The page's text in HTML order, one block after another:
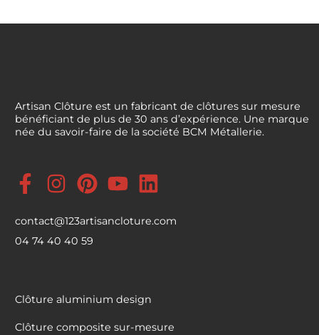
Artisan Clôture est un fabricant de clôtures sur mesure
bénéficiant de plus de 30 ans d’expérience. Une marque
née du savoir-faire de la société BCM Métallerie.
contact@123artisancloture.com
04 74 40 40 59
Clôture aluminium design
Clôture composite sur-mesure